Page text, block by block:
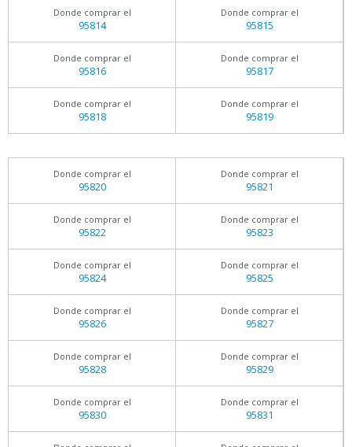
Donde comprar el
95814
Donde comprar el
95815
Donde comprar el
95816
Donde comprar el
95817
Donde comprar el
95818
Donde comprar el
95819
Donde comprar el
95820
Donde comprar el
95821
Donde comprar el
95822
Donde comprar el
95823
Donde comprar el
95824
Donde comprar el
95825
Donde comprar el
95826
Donde comprar el
95827
Donde comprar el
95828
Donde comprar el
95829
Donde comprar el
95830
Donde comprar el
95831